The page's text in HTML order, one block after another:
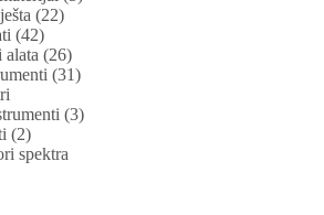
(22)
(42)
(26)
(31)
(3)
(2)
spektra